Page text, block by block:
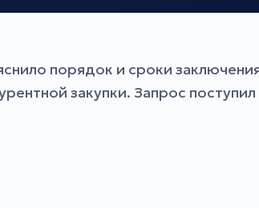
порядок и сроки
закупки. Запрос